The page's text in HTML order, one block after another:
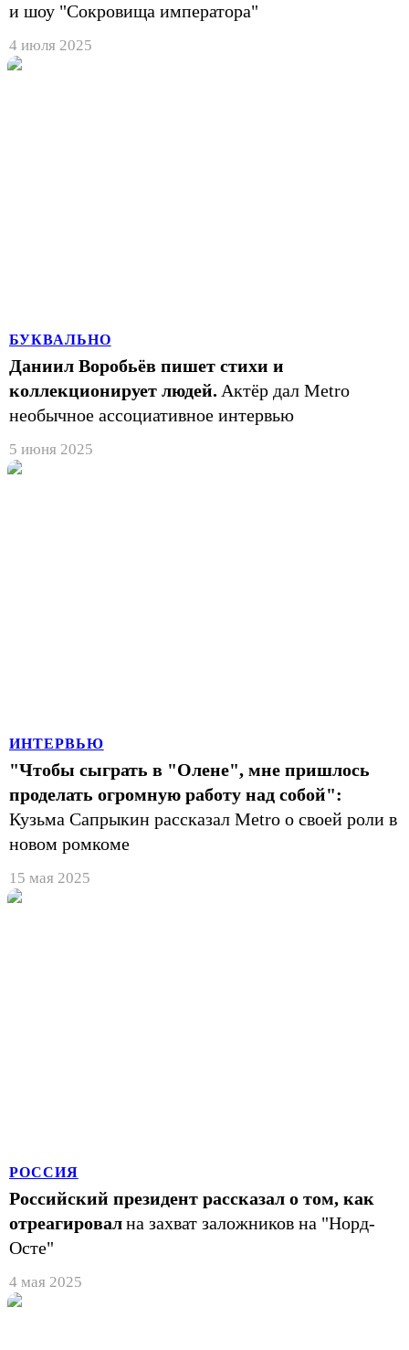
и шоу "Сокровища императора"
4 июля 2025
БУКВАЛЬНО
Даниил Воробьёв пишет стихи и
коллекционирует людей. Актёр дал Metro
необычное ассоциативное интервью
5 июня 2025
ИНТЕРВЬЮ
"Чтобы сыграть в "Олене", мне пришлось
проделать огромную работу над собой":
Кузьма Сапрыкин рассказал Metro о своей роли в
новом ромкоме
15 мая 2025
РОССИЯ
Российский президент рассказал о том, как
отреагировална захват заложников на "Норд-
Осте"
4 мая 2025